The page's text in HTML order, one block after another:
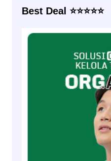
Best Deal ⭐⭐⭐⭐⭐